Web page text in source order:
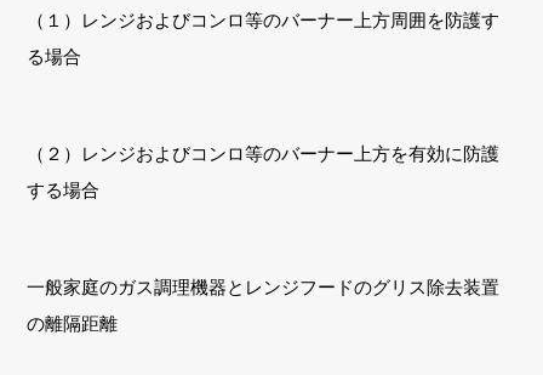
（１）レンジおよびコンロ等のバーナー上方周囲を防護す
る場合
（２）レンジおよびコンロ等のバーナー上方を有効に防護
する場合
一般家庭のガス調理機器とレンジフードのグリス除去装置
の離隔距離